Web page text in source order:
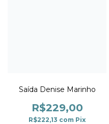
Saída Denise Marinho
R$229,00
R$222,13 com Pix